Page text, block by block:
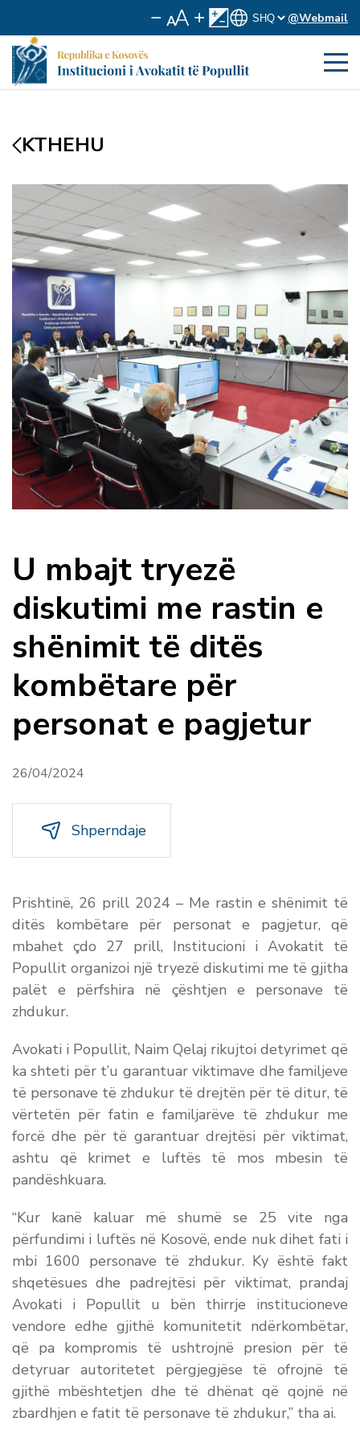
@Webmail
KTHEHU
U mbajt tryezë
diskutimi me rastin e
shënimit të ditës
kombëtare për
personat e pagjetur
26/04/2024
Shperndaje
Prishtinë, 26 prill 2024 – Me rastin e shënimit të
ditës kombëtare për personat e pagjetur, që
mbahet çdo 27 prill, Institucioni i Avokatit të
Popullit organizoi një tryezë diskutimi me të gjitha
palët e përfshira në çështjen e personave të
zhdukur.
Avokati i Popullit, Naim Qelaj rikujtoi detyrimet që
ka shteti për t’u garantuar viktimave dhe familjeve
të personave të zhdukur të drejtën për të ditur, të
vërtetën për fatin e familjarëve të zhdukur me
forcë dhe për të garantuar drejtësi për viktimat,
ashtu që krimet e luftës të mos mbesin të
pandëshkuara.
“Kur kanë kaluar më shumë se 25 vite nga
përfundimi i luftës në Kosovë, ende nuk dihet fati i
mbi 1600 personave të zhdukur. Ky është fakt
shqetësues dhe padrejtësi për viktimat, prandaj
Avokati i Popullit u bën thirrje institucioneve
vendore edhe gjithë komunitetit ndërkombëtar,
që pa kompromis të ushtrojnë presion për të
detyruar autoritetet përgjegjëse të ofrojnë të
gjithë mbështetjen dhe të dhënat që qojnë në
zbardhjen e fatit të personave të zhdukur,” tha ai.